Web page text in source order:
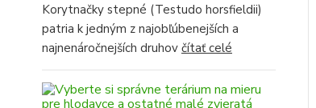
Korytnačky stepné (Testudo horsfieldii)
patria k jedným z najobľúbenejších a
najnenáročnejších druhov čítať celé